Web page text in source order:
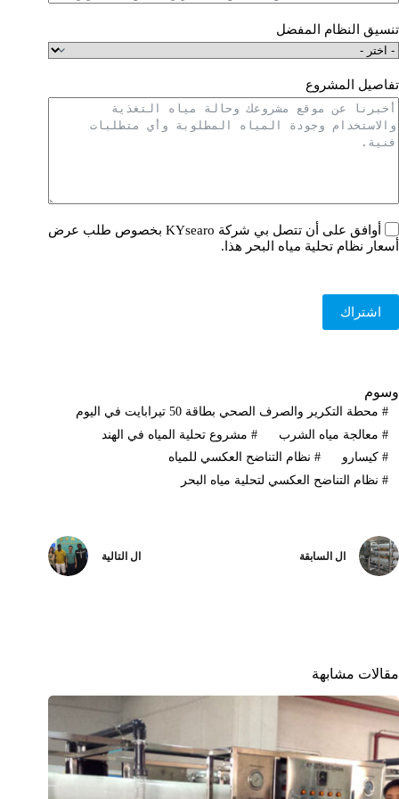
تنسيق النظام المفضل
تفاصيل المشروع
أوافق على أن تتصل بي شركة KYsearo بخصوص طلب عرض
أسعار نظام تحلية مياه البحر هذا.
اشتراك
وسوم
#محطة التكرير والصرف الصحي بطاقة 50 تيرابايت في اليوم
#معالجة مياه الشرب #مشروع تحلية المياه في الهند
#كيسارو #نظام التناضح العكسي للمياه
#نظام التناضح العكسي لتحلية مياه البحر
ال السابقة ال التالية
مقالات مشابهة